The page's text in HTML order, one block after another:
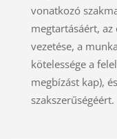
vonatkozó
megtartásáért,
vezetése, a
kötelessége a
megbízást kap),
szakszerűségéért.